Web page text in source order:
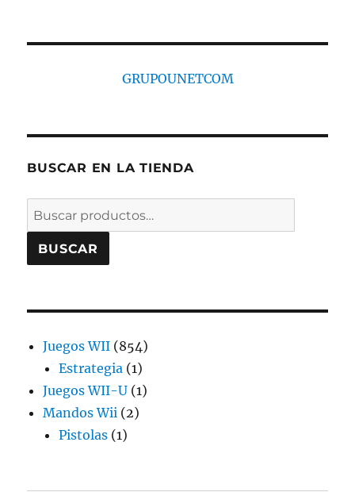
GRUPOUNETCOM
BUSCAR EN LA TIENDA
Buscar
por:
BUSCAR
Juegos WII 854854
Estrategia 11
producto
Juegos WII-U 11
Mandos Wii 22
Pistolas 11